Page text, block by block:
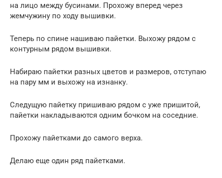
на лицо между бусинами. Прохожу вперед через
жемчужину по ходу вышивки.
Теперь по спине нашиваю пайетки. Выхожу рядом с
контурным рядом вышивки.
Набираю пайетки разных цветов и размеров, отступаю
на пару мм и выхожу на изнанку.
Следущую пайетку пришиваю рядом с уже пришитой,
пайетки накладываются одним бочком на соседние.
Прохожу пайетками до самого верха.
Делаю еще один ряд пайетками.